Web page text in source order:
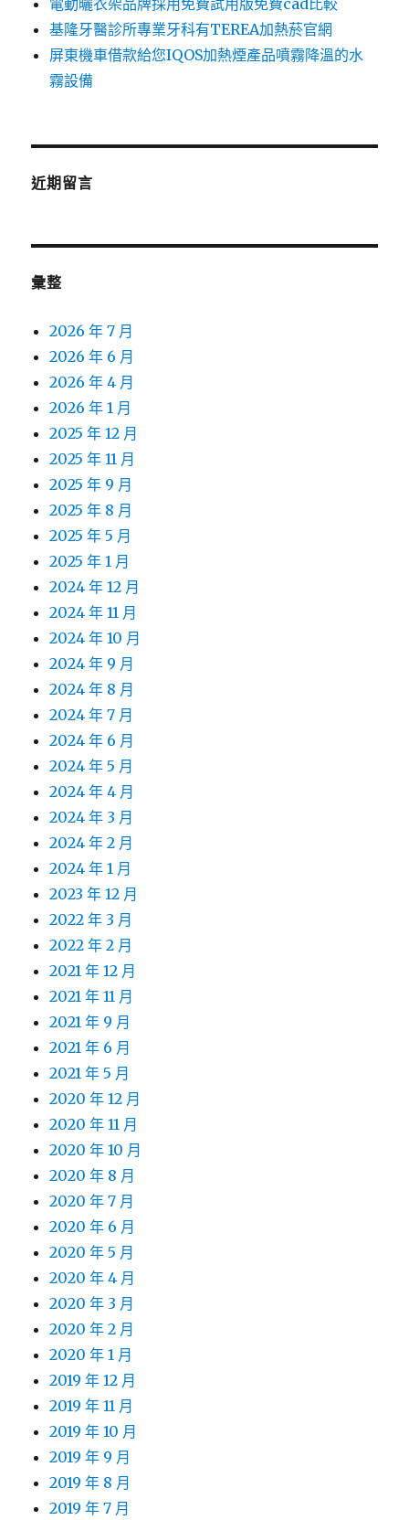
電動曬衣架品牌採用免費試用版免費cad比較
基隆牙醫診所專業牙科有TEREA加熱菸官網
屏東機車借款給您IQOS加熱煙產品噴霧降溫的水
霧設備
近期留言
彙整
2026 年 7 月
2026 年 6 月
2026 年 4 月
2026 年 1 月
2025 年 12 月
2025 年 11 月
2025 年 9 月
2025 年 8 月
2025 年 5 月
2025 年 1 月
2024 年 12 月
2024 年 11 月
2024 年 10 月
2024 年 9 月
2024 年 8 月
2024 年 7 月
2024 年 6 月
2024 年 5 月
2024 年 4 月
2024 年 3 月
2024 年 2 月
2024 年 1 月
2023 年 12 月
2022 年 3 月
2022 年 2 月
2021 年 12 月
2021 年 11 月
2021 年 9 月
2021 年 6 月
2021 年 5 月
2020 年 12 月
2020 年 11 月
2020 年 10 月
2020 年 8 月
2020 年 7 月
2020 年 6 月
2020 年 5 月
2020 年 4 月
2020 年 3 月
2020 年 2 月
2020 年 1 月
2019 年 12 月
2019 年 11 月
2019 年 10 月
2019 年 9 月
2019 年 8 月
2019 年 7 月